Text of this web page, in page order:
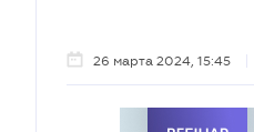
26 марта 2024, 15:45